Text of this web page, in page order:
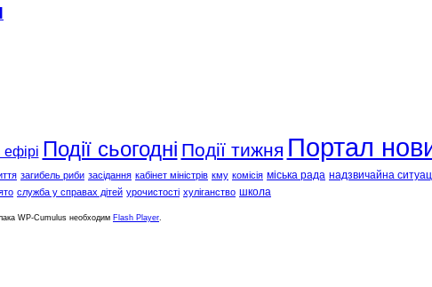
Події сьогодні Події тижня Портал
загибель риби засідання кабінет міністрів кму комісія міська рада надзвичайна
служба у справах дітей урочистості хуліганство школа
WP-Cumulus необходим Flash Player